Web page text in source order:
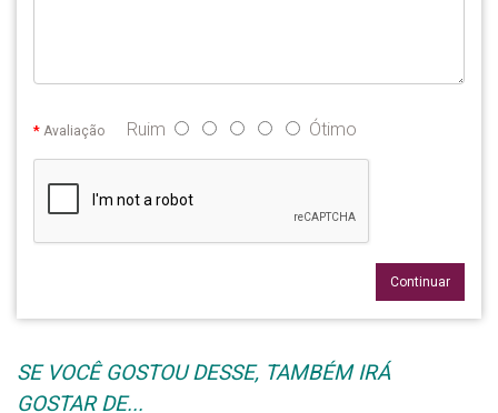
Avaliação Ruim Ótimo
Continuar
SE VOCÊ GOSTOU DESSE, TAMBÉM IRÁ
GOSTAR DE...